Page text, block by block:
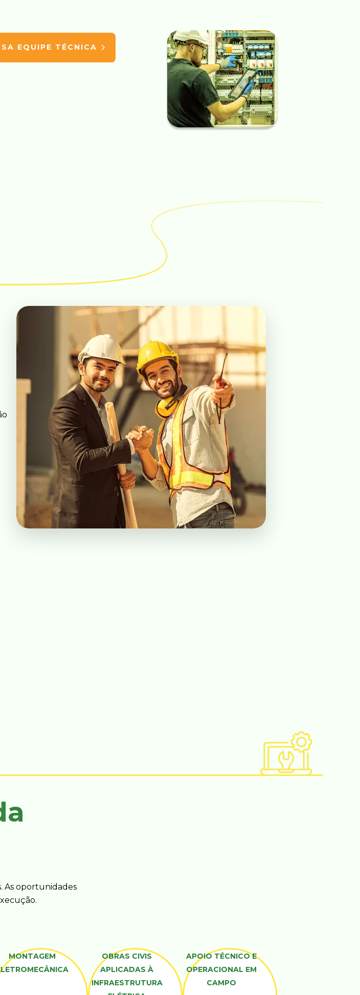
EQUIPE TÉCNICA
As oportunidades
MONTAGEM
OBRAS CIVIS
APLICADAS À
INFRAESTRUTURA
APOIO TÉCNICO E
OPERACIONAL EM
CAMPO